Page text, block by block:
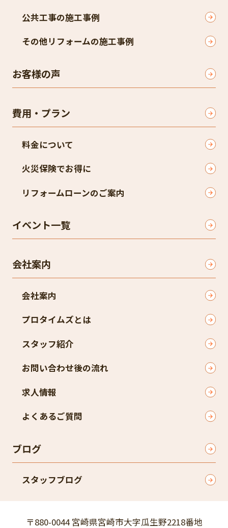
公共工事の施工事例
その他リフォームの施工事例
お客様の声
費用・プラン
料金について
火災保険でお得に
リフォームローンのご案内
イベント一覧
会社案内
会社案内
プロタイムズとは
スタッフ紹介
お問い合わせ後の流れ
求人情報
よくあるご質問
ブログ
スタッフブログ
〒880-0044 宮崎県宮崎市大字瓜生野2218番地